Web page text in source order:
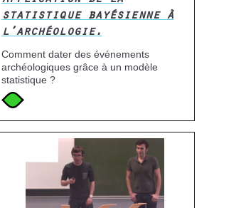
statistique bayésienne à
l’archéologie.
Comment dater des événements
archéologiques grâce à un modèle
statistique ?
Icone
Image